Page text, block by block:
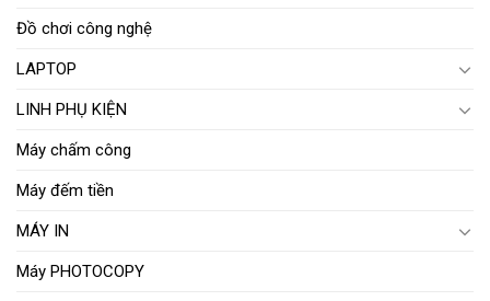
Đồ chơi công nghệ
LAPTOP
LINH PHỤ KIỆN
Máy chấm công
Máy đếm tiền
MÁY IN
Máy PHOTOCOPY